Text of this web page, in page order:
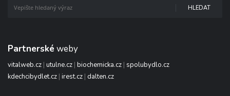
HLEDAT
Partnerské weby
vitalweb.cz | utulne.cz | biochemicka.cz | spolubydlo.cz
kdechcibydlet.cz | irest.cz | dalten.cz